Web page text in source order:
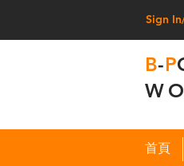
Sign
B-P
首頁